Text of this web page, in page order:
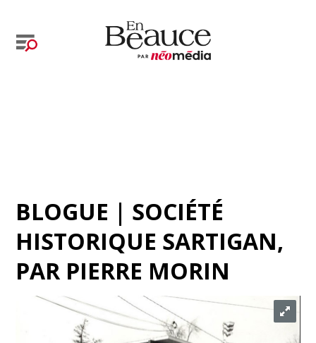
BLOGUE | SOCIÉTÉ
HISTORIQUE SARTIGAN,
PAR PIERRE MORIN